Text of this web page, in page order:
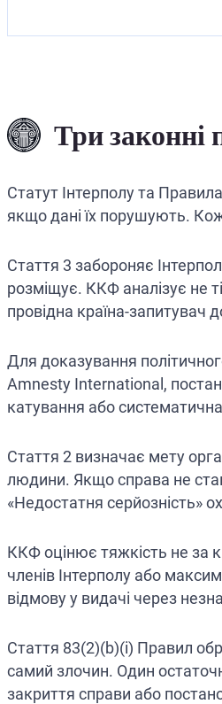
Три законні
Статут Інтерполу та
якщо дані їх порушують.
Стаття 3 забороняє
розміщує. ККФ аналізує не
провідна країна-
Для доказування
Amnesty International,
катування або
Стаття 2 визначає мету
людини. Якщо справа не
«Недостатня серйозність»
ККФ оцінює тяжкість не за
членів Інтерполу або
відмову у видачі через
Стаття 83(2)(b)(i) Правил
самий злочин. Один
закриття справи або